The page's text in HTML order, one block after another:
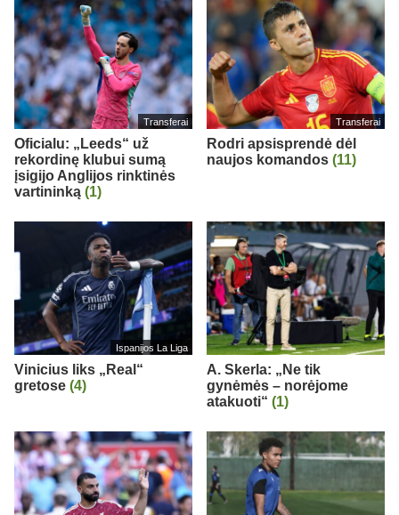
Transferai
Oficialu: „Leeds“ už
rekordinę klubui sumą
įsigijo Anglijos rinktinės
vartininką (1)
Transferai
Rodri apsisprendė dėl
naujos komandos (11)
Ispanijos La Liga
Vinicius liks „Real“
gretose (4)
A. Skerla: „Ne tik
gynėmės – norėjome
atakuoti“ (1)